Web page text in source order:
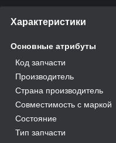
Характеристики
Основные атрибуты
Код запчасти
Производитель
Страна производитель
Совместимость с маркой
Состояние
Тип запчасти